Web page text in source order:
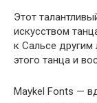
Этот
искусством
к Сальсе
этого танца и
Maykel Fonts —